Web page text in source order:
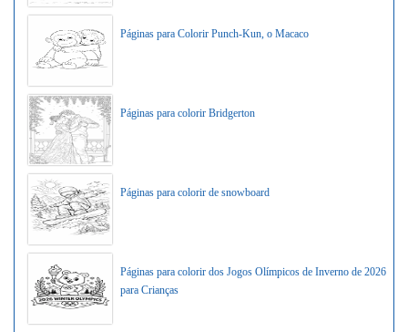
Páginas para Colorir Punch-Kun, o Macaco
Páginas para colorir Bridgerton
Páginas para colorir de snowboard
Páginas para colorir dos Jogos Olímpicos de Inverno de 2026
para Crianças